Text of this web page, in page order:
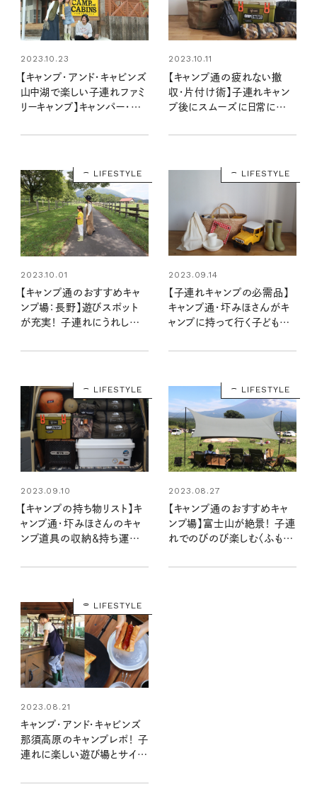
2023.10.23
【キャンプ・アンド・キャビンズ
山中湖で楽しい子連れファミ
リーキャンプ】キャンパー・圷
2023.10.11
【キャンプ通の疲れない撤
収・片付け術】子連れキャン
プ後にスムーズに日常に戻
LIFESTYLE
2023.10.01
【キャンプ通のおすすめキャ
ンプ場：長野】遊びスポット
が充実！ 子連れにうれしい
LIFESTYLE
2023.09.14
【子連れキャンプの必需品】
キャンプ通・圷みほさんがキ
ャンプに持って行く子どもの
LIFESTYLE
2023.09.10
【キャンプの持ち物リスト】キ
ャンプ通・圷みほさんのキャ
ンプ道具の収納＆持ち運び
LIFESTYLE
2023.08.27
【キャンプ通のおすすめキャ
ンプ場】富士山が絶景！ 子連
れでのびのび楽しむ〈ふもと
LIFESTYLE
2023.08.21
キャンプ・アンド・キャビンズ
那須高原のキャンプレポ！ 子
連れに楽しい遊び場とサイト
めキャンプ場】